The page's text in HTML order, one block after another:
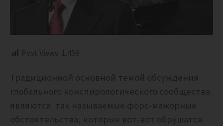
Post Views: 1,459
Традиционной основной темой обсуждения
глобального конспирологического сообщества
являются так называемые форс-мажорные
обстоятельства, которые вот-вот обрушатся